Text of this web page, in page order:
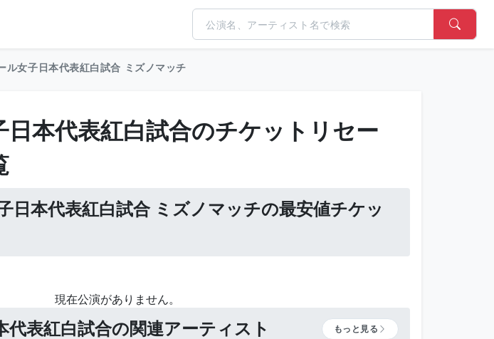
ル女子日本代表紅白試合 ミズノマッチ
本代表紅白試合のチケットリセー
日本代表紅白試合 ミズノマッチの最安値チケッ
現在公演がありません。
代表紅白試合の関連アーティスト もっと見る